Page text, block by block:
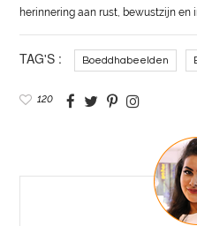
herinnering aan rust, bewustzijn en
TAG'S : Boeddhabeelden
120